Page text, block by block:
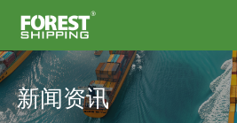
新闻资讯